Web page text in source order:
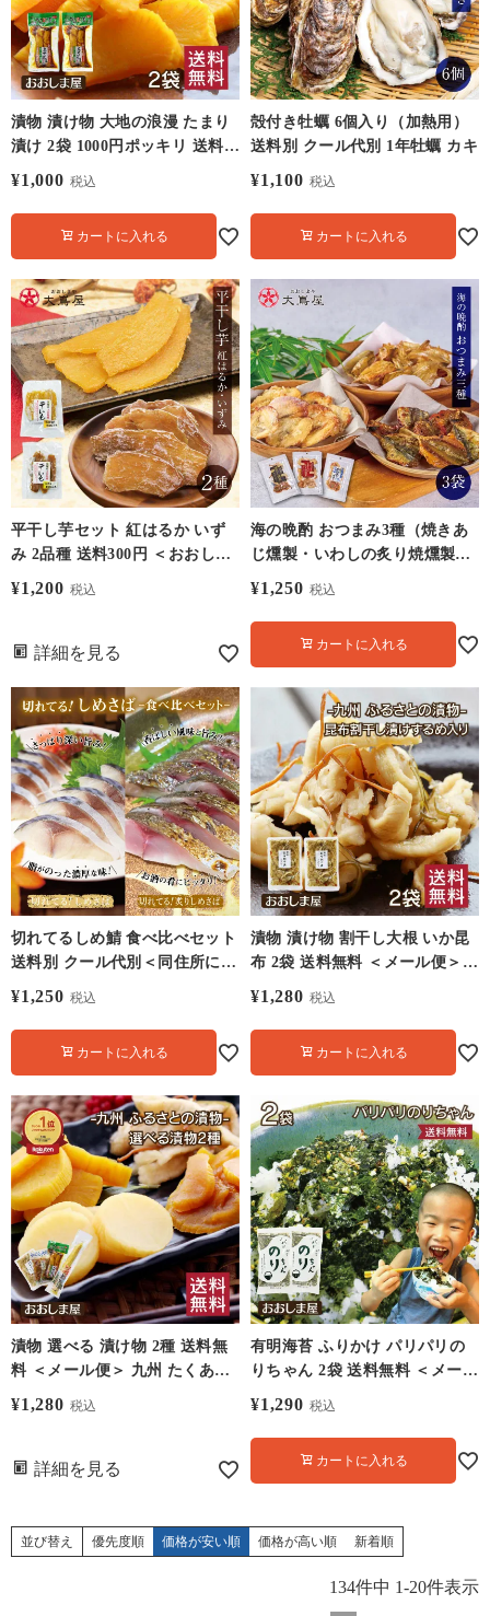
漬物 漬け物 大地の浪漫 たまり
漬け 2袋 1000円ポッキリ 送料無
料 ＜メール便＞ おつまみ 鹿児
（おおしまや）
¥1,000 税込
カートに入れる
殻付き牡蠣 6個入り（加熱用）
送料別 クール代別 1年牡蠣 カキ
¥1,100 税込
カートに入れる
平干し芋セット 紅はるか いず
み 2品種 送料300円 ＜おおしま
屋発送の宅配便商品へ同梱可能
¥1,200 税込
詳細を見る
海の晩酌 おつまみ3種（焼きあ
じ燻製・いわしの炙り焼燻製・
かわはぎ磯焼） 送料別 ＜おお
可能＞ メール便
¥1,250 税込
カートに入れる
切れてるしめ鯖 食べ比べセット
送料別 クール代別＜同住所に3
セット以上で送料無料＞ しめさ
¥1,250 税込
カートに入れる
漬物 漬け物 割干し大根 いか昆
布 2袋 送料無料 ＜メール便＞
国産 昆布 するめ 野菜 大嶌屋
¥1,280 税込
カートに入れる
漬物 選べる 漬け物 2種 送料無
料 ＜メール便＞ 九州 たくあん
寒干し 割干し大根 昆布
¥1,280 税込
詳細を見る
有明海苔 ふりかけ パリパリの
りちゃん 2袋 送料無料 ＜メール
便＞ やみつきふりかけ 食品 グ
¥1,290 税込
カートに入れる
並び替え 優先度順 価格が安い順 価格が高い順 新着順
134件中 1-20件表示